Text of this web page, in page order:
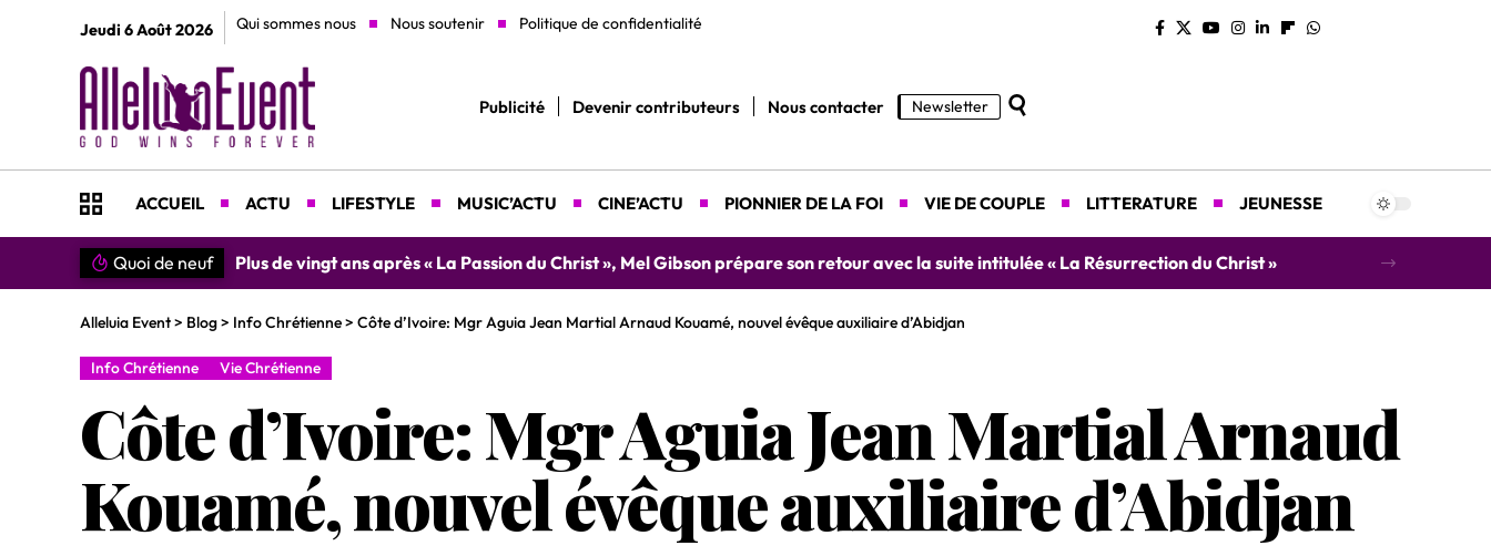
Jeudi 6 Août 2026 Qui sommes nous Nous soutenir Politique de confidentialité
Publicité Devenir contributeurs Nous contacter Newsletter
ACCUEIL ACTU LIFESTYLE MUSIC’ACTU CINE’ACTU PIONNIER DE LA FOI VIE DE COUPLE LITTERATURE JEUNESSE
Quoi de neuf »SIMPLEMENT MERCI » : Chantre Lyah donne rendez-vous le 9 août prochain à Abidjan pour un concert caritatif au profit des orphelins
Alleluia Event> Blog> Info Chrétienne> Côte d’Ivoire: Mgr Aguia Jean Martial Arnaud Kouamé, nouvel évêque auxiliaire d’Abidjan
Info Chrétienne Vie Chrétienne
Côte d’Ivoire: Mgr Aguia Jean Martial Arnaud
Kouamé, nouvel évêque auxiliaire d’Abidjan